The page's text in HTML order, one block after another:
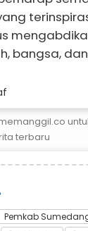
bangsa,
terbaru
Pemkab